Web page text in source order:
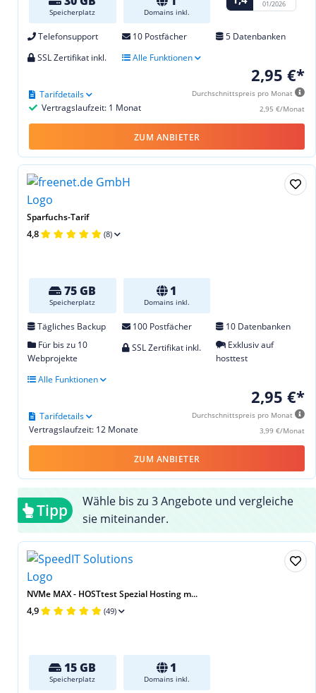
Speicherplatz Domains inkl.
01/2026
Telefonsupport 10 Postfächer
5 Datenbanken
SSL Zertifikat inkl.
Alle Funktionen
2,95 €*
Durchschnittspreis pro Monat
2,95 €/Monat
Vertragslaufzeit: 1 Monat
Tarifdetails
ZUM ANBIETER
Sparfuchs-Tarif
4,8 (8)
75 GB
Speicherplatz
1
Domains inkl.
Tägliches Backup 100 Postfächer
10 Datenbanken
Für bis zu 10
Webprojekte
SSL Zertifikat inkl.
Exklusiv auf
hosttest
Alle Funktionen
2,95 €*
Durchschnittspreis pro Monat
3,99 €/Monat
Vertragslaufzeit: 12 Monate
Tarifdetails
ZUM ANBIETER
Tipp
Wähle bis zu 3 Angebote und vergleiche
sie miteinander.
NVMe MAX - HOSTtest Spezial Hosting m...
4,9 (49)
15 GB
Speicherplatz
1
Domains inkl.